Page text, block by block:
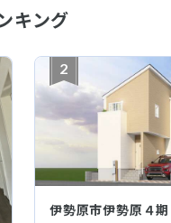
キング
2
伊勢原市伊勢原４